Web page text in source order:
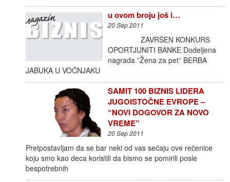
u ovom broju još i…
20 Sep 2011
ZAVRŠEN KONKURS
OPORTJUNITI BANKE Dodeljena
nagrada ”Žena za pet” BERBA
JABUKA U VOĆNJAKU
SAMIT 100 BIZNIS LIDERA
JUGOISTOČNE EVROPE –
“NOVI DOGOVOR ZA NOVO
VREME”
20 Sep 2011
Pretpostavljam da se bar neki od vas sećaju ove rečenice
koju smo kao deca koristili da bismo se pomirili posle
bespotrebnih